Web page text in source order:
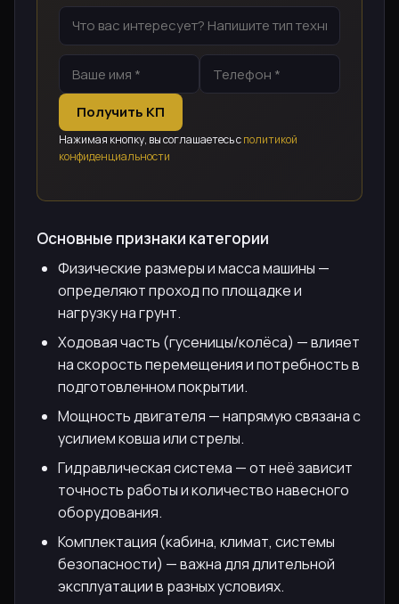
Получить КП
Нажимая кнопку, вы соглашаетесь сполитикой
конфиденциальности
Основные признаки категории
Физические размеры и масса машины —
определяют проход по площадке и
нагрузку на грунт.
Ходовая часть (гусеницы/колёса) — влияет
на скорость перемещения и потребность в
подготовленном покрытии.
Мощность двигателя — напрямую связана с
усилием ковша или стрелы.
Гидравлическая система — от неё зависит
точность работы и количество навесного
оборудования.
Комплектация (кабина, климат, системы
безопасности) — важна для длительной
эксплуатации в разных условиях.